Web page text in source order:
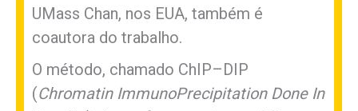
UMass Chan, nos EUA, também é
coautora do trabalho.
O método, chamado ChIP–DIP
(Chromatin ImmunoPrecipitation Done In